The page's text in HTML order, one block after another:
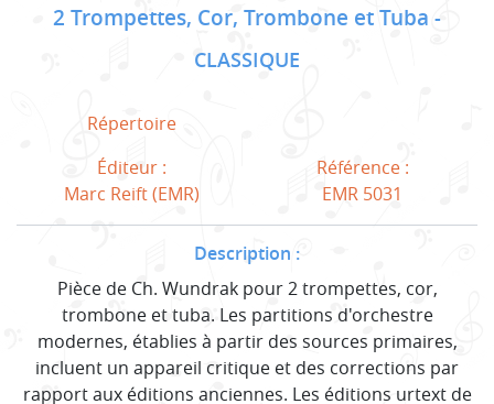
2 Trompettes, Cor, Trombone et Tuba
CLASSIQUE
Répertoire
Éditeur :
Marc Reift (EMR)
Référence :
EMR 5031
Description :
Pièce de Ch. Wundrak pour 2 trompettes, cor,
trombone et tuba. Les partitions d'orchestre
modernes, établies à partir des sources primaires,
incluent un appareil critique et des corrections par
rapport aux éditions anciennes. Les éditions urtext de